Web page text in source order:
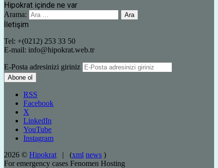
Hipokrat içinde ne var
Arama:
İletişim
Tel: +(0212) 253 33 50
E-mail: info@hipokrat.web.tr
E-Posta adresinizi giriniz
RSS
Facebook
X
LinkedIn
YouTube
Instagram
2026 © Hipokrat | (xml news )
For emergency cases Fenomen Hosting